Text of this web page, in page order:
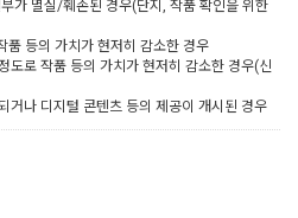
가 멸실/훼손된 경우(단지, 작품 확인을 위한
품 등의 가치가 현저히 감소한 경우
도로 작품 등의 가치가 현저히 감소한 경우(신
거나 디지털 콘텐츠 등의 제공이 개시된 경우